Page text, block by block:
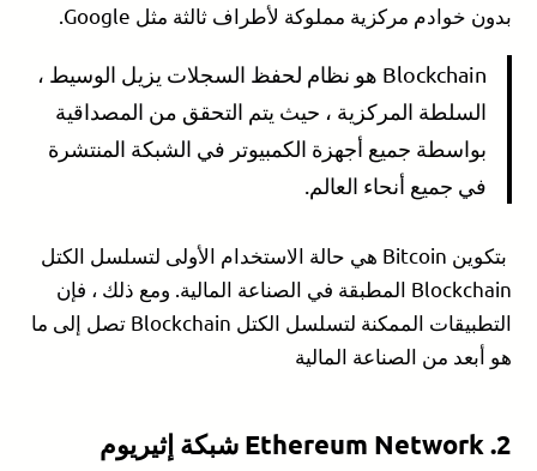
بدون خوادم مركزية مملوكة لأطراف ثالثة مثل Google.
Blockchain هو نظام لحفظ السجلات يزيل الوسيط ،
السلطة المركزية ، حيث يتم التحقق من المصداقية
بواسطة جميع أجهزة الكمبيوتر في الشبكة المنتشرة
في جميع أنحاء العالم.
بتكوين Bitcoin هي حالة الاستخدام الأولى لتسلسل الكتل
Blockchain المطبقة في الصناعة المالية. ومع ذلك ، فإن
التطبيقات الممكنة لتسلسل الكتل Blockchain تصل إلى ما
هو أبعد من الصناعة المالية
2.
Ethereum Networkشبكة إثيريوم